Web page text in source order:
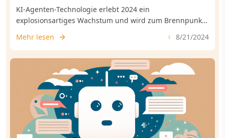
KI-Agenten-Technologie erlebt 2024 ein
explosionsartiges Wachstum und wird zum Brennpunkt
Mehr lesen 8/21/2024